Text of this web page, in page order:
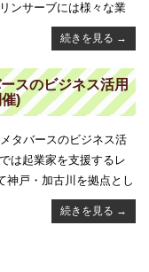
ンサーブには様々な業
続きを見る →
スのビジネス活用
)
タバースのビジネス活
は起業家を支援するレ
神戸・加古川を拠点とし
続きを見る →